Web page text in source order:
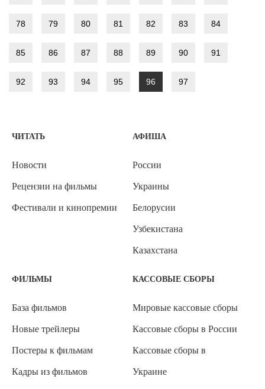
78 79 80 81 82 83 84
85 86 87 88 89 90 91
92 93 94 95 96 97
ЧИТАТЬ
Новости
Рецензии на фильмы
Фестивали и кинопремии
АФИША
России
Украины
Белорусии
Узбекистана
Казахстана
ФИЛЬМЫ
База фильмов
Новые трейлеры
Постеры к фильмам
Кадры из фильмов
КАССОВЫЕ СБОРЫ
Мировые кассовые сборы
Кассовые сборы в России
Кассовые сборы в
Украине